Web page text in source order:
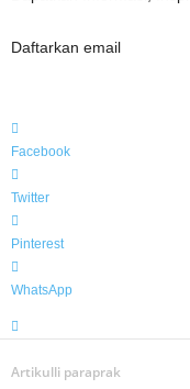
Daftarkan email
Facebook
Twitter
Pinterest
WhatsApp
Artikulli paraprak